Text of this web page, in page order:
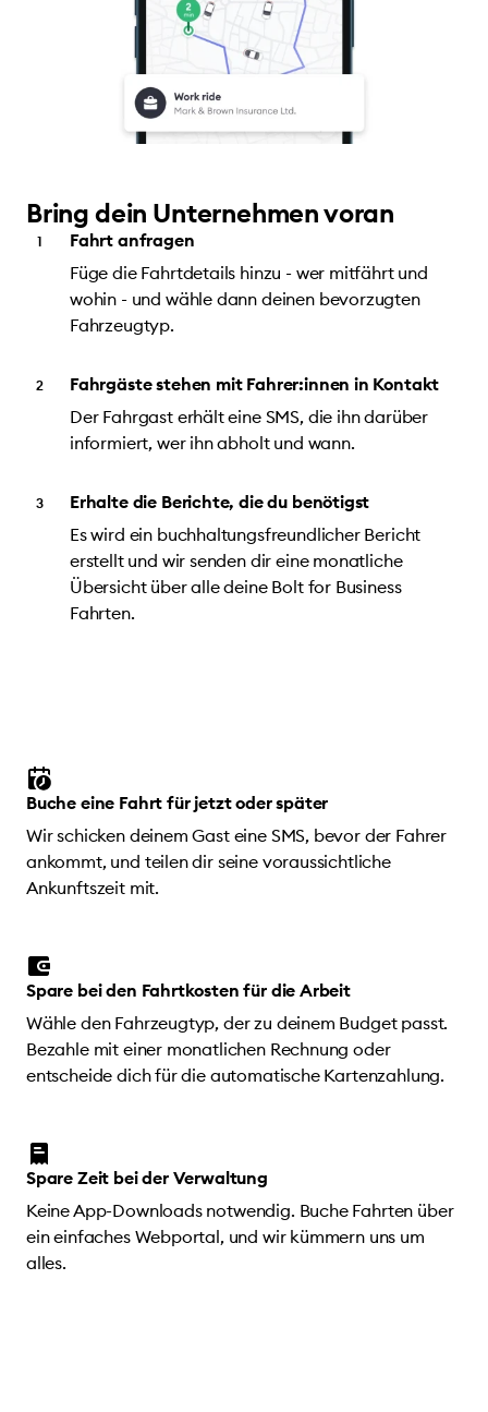
Bring dein Unternehmen voran
Fahrt anfragen
Füge die Fahrtdetails hinzu - wer mitfährt und
wohin - und wähle dann deinen bevorzugten
Fahrzeugtyp.
Fahrgäste stehen mit Fahrer:innen in Kontakt
Der Fahrgast erhält eine SMS, die ihn darüber
informiert, wer ihn abholt und wann.
Erhalte die Berichte, die du benötigst
Es wird ein buchhaltungsfreundlicher Bericht
erstellt und wir senden dir eine monatliche
Übersicht über alle deine Bolt for Business
Fahrten.
Buche eine Fahrt für jetzt oder später
Wir schicken deinem Gast eine SMS, bevor der Fahrer
ankommt, und teilen dir seine voraussichtliche
Ankunftszeit mit.
Spare bei den Fahrtkosten für die Arbeit
Wähle den Fahrzeugtyp, der zu deinem Budget passt.
Bezahle mit einer monatlichen Rechnung oder
entscheide dich für die automatische Kartenzahlung.
Spare Zeit bei der Verwaltung
Keine App-Downloads notwendig. Buche Fahrten über
ein einfaches Webportal, und wir kümmern uns um
alles.